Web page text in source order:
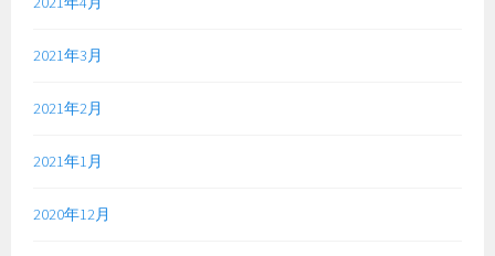
2021年3月
2021年2月
2021年1月
2020年12月